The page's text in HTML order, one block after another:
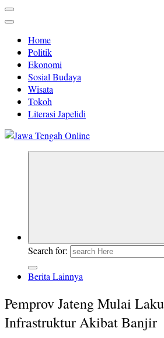
Home
Politik
Ekonomi
Sosial Budaya
Wisata
Tokoh
Literasi Japelidi
Search for:
Berita Lainnya
Pemprov Jateng Mulai
Infrastruktur Akibat Banjir